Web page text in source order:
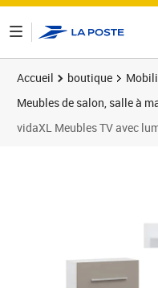
Accueil boutique
Meubles de salon, salle à
vidaXL Meubles TV avec